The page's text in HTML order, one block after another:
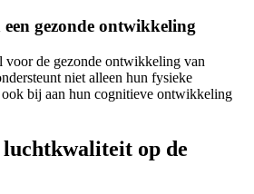
gezonde ontwikkeling
voor de gezonde ontwikkeling van
niet alleen hun fysieke
ook bij aan hun cognitieve ontwikkeling
op de